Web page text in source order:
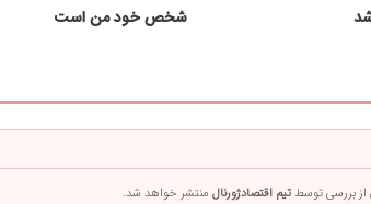
شخص خود من است
بررسی توسط تیم اقتصادژورنال منتشر خواهد شد.